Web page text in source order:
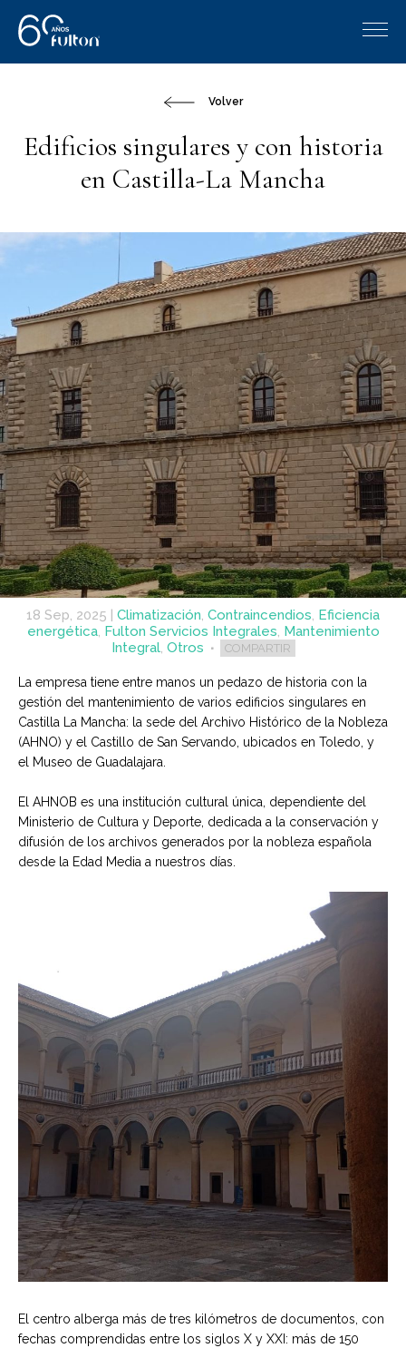
Volver
Edificios singulares y con historia
en Castilla-La Mancha
18 Sep, 2025 | Climatización Contraincendios Eficiencia
energética, Fulton Servicios Integrales Mantenimiento
Integral, Otros COMPARTIR
La empresa tiene entre manos un pedazo de historia con la
gestión del mantenimiento de varios edificios singulares en
Castilla La Mancha: la sede del Archivo Histórico de la Nobleza
(AHNO) y el Castillo de San Servando, ubicados en Toledo, y
el Museo de Guadalajara.
El AHNOB es una institución cultural única, dependiente del
Ministerio de Cultura y Deporte, dedicada a la conservación y
difusión de los archivos generados por la nobleza española
desde la Edad Media a nuestros días.
El centro alberga más de tres kilómetros de documentos, con
fechas comprendidas entre los siglos X y XXI: más de 150